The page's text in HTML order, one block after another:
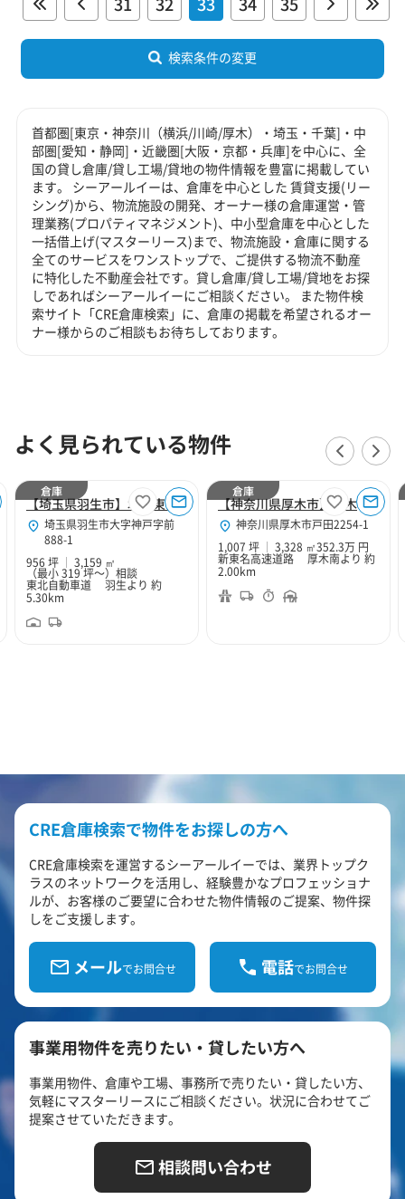
検索条件の変更
首都圏[東京・神奈川（横浜/川崎/厚木）・埼玉・千葉]・中
部圏[愛知・静岡]・近畿圏[大阪・京都・兵庫]を中心に、全
国の貸し倉庫/貸し工場/貸地の物件情報を豊富に掲載してい
ます。 シーアールイーは、倉庫を中心とした 賃貸支援(リー
シング)から、物流施設の開発、オーナー様の倉庫運営・管
理業務(プロパティマネジメント)、中小型倉庫を中心とした
一括借上げ(マスターリース)まで、物流施設・倉庫に関する
全てのサービスをワンストップで、ご提供する物流不動産
に特化した不動産会社です。貸し倉庫/貸し工場/貸地をお探
しであればシーアールイーにご相談ください。 また物件検
索サイト「CRE倉庫検索」に、倉庫の掲載を希望されるオー
ナー様からのご相談もお待ちしております。
よく見られている物件
【埼玉県羽生市】北関東Hubセンター
埼玉県羽生市大字神戸字前
888-1
956 坪
3,159 ㎡
（最小 319 坪～） 相談
東北自動車道 羽生より 約
5.30km
倉庫
【神奈川県厚木市】厚木１０２
神奈川県厚木市戸田2254-1
1,007 坪
3,328 ㎡352.3万 円
新東名高速道路 厚木南より 約
2.00km
倉庫
CRE倉庫検索で物件をお探しの方へ
CRE倉庫検索を運営するシーアールイーでは、業界トップク
ラスのネットワークを活用し、経験豊かなプロフェッショナ
ルが、お客様のご要望に合わせた物件情報のご提案、物件探
しをご支援します。
メールでお問合せ 電話でお問合せ
事業用物件を売りたい・貸したい方へ
事業用物件、倉庫や工場、事務所で売りたい・貸したい方、
気軽にマスターリースにご相談ください。状況に合わせてご
提案させていただきます。
相談問い合わせ